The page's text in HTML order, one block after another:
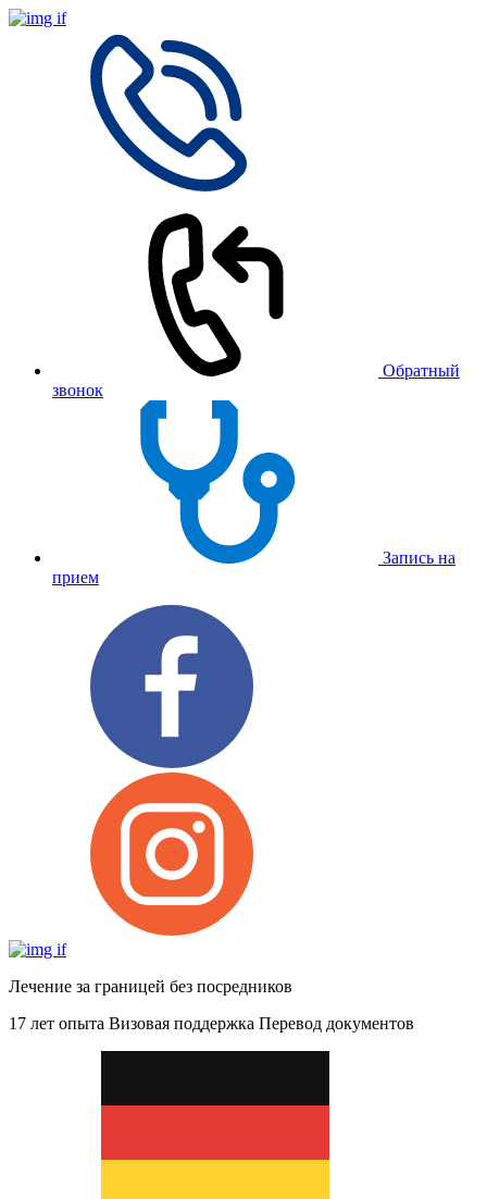
Обратный
звонок
Запись на
прием
Лечение за границей без посредников
17 лет опыта Визовая поддержка Перевод документов